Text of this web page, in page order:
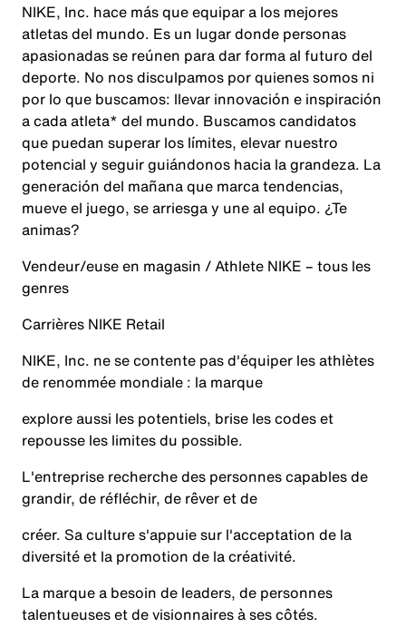
NIKE, Inc. hace más que equipar a los mejores
atletas del mundo. Es un lugar donde personas
apasionadas se reúnen para dar forma al futuro del
deporte. No nos disculpamos por quienes somos ni
por lo que buscamos: llevar innovación e inspiración
a cada atleta* del mundo. Buscamos candidatos
que puedan superar los límites, elevar nuestro
potencial y seguir guiándonos hacia la grandeza. La
generación del mañana que marca tendencias,
mueve el juego, se arriesga y une al equipo. ¿Te
animas?
Vendeur/euse en magasin / Athlete NIKE – tous les
genres
Carrières NIKE Retail
NIKE, Inc. ne se contente pas d'équiper les athlètes
de renommée mondiale : la marque
explore aussi les potentiels, brise les codes et
repousse les limites du possible.
L'entreprise recherche des personnes capables de
grandir, de réfléchir, de rêver et de
créer. Sa culture s'appuie sur l'acceptation de la
diversité et la promotion de la créativité.
La marque a besoin de leaders, de personnes
talentueuses et de visionnaires à ses côtés.